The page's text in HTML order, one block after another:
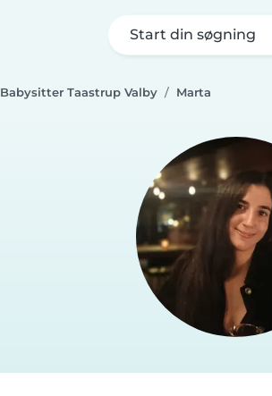
Start din søgning
Babysitter Taastrup Valby Marta